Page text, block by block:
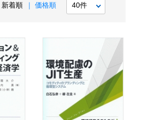
新着順 価格順